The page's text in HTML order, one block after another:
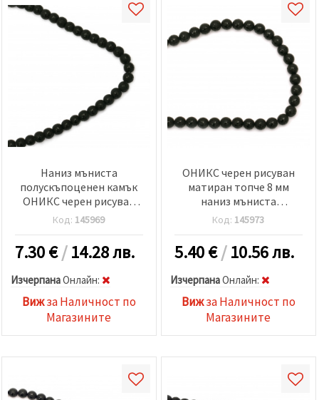
Наниз мъниста
полускъпоценен камък
ОНИКС черен рисуван
матиран топче 8 мм ±48
броя
Код: 145969
7.30€/14.28 лв.
ИзчерпанаOнлайн:
Вижза Наличност по
Магазините
ОНИКС черен рисуван
матиран топче 8 мм
наниз мъниста
полускъпоценен камък
±50 броя
Код: 145973
5.40€/10.56 лв.
ИзчерпанаOнлайн:
Вижза Наличност по
Магазините